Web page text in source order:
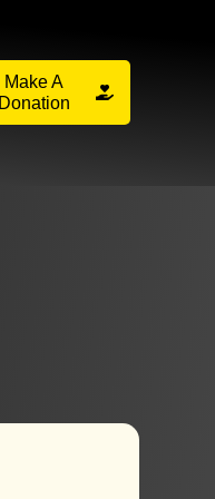
Make A
Donation